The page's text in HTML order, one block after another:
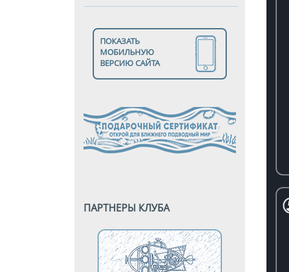
ПОКАЗАТЬ
МОБИЛЬНУЮ
ВЕРСИЮ САЙТА
ПАРТНЕРЫ КЛУБА